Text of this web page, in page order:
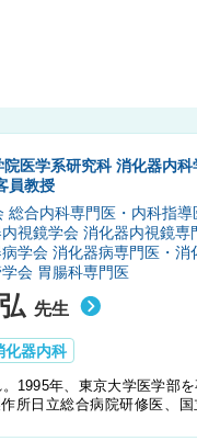
医学系研究科 消化器内
員教授
総合内科専門医・内科指導
視鏡学会 消化器内視鏡
学会 消化器病専門医・消
会 胃腸科専門医
先生
化器内科
1995年、東京大学医学部
所日立総合病院研修医、